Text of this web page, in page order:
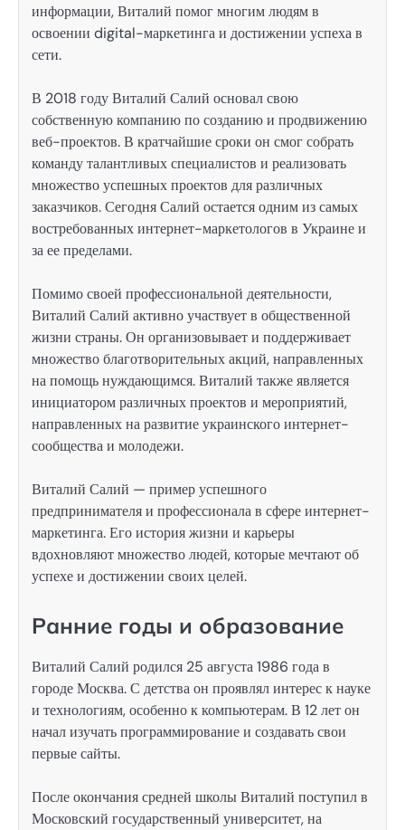
информации, Виталий помог многим людям в
освоении digital-маркетинга и достижении успеха в
сети.
В 2018 году Виталий Салий основал свою
собственную компанию по созданию и продвижению
веб-проектов. В кратчайшие сроки он смог собрать
команду талантливых специалистов и реализовать
множество успешных проектов для различных
заказчиков. Сегодня Салий остается одним из самых
востребованных интернет-маркетологов в Украине и
за ее пределами.
Помимо своей профессиональной деятельности,
Виталий Салий активно участвует в общественной
жизни страны. Он организовывает и поддерживает
множество благотворительных акций, направленных
на помощь нуждающимся. Виталий также является
инициатором различных проектов и мероприятий,
направленных на развитие украинского интернет-
сообщества и молодежи.
Виталий Салий — пример успешного
предпринимателя и профессионала в сфере интернет-
маркетинга. Его история жизни и карьеры
вдохновляют множество людей, которые мечтают об
успехе и достижении своих целей.
Ранние годы и образование
Виталий Салий родился 25 августа 1986 года в
городе Москва. С детства он проявлял интерес к науке
и технологиям, особенно к компьютерам. В 12 лет он
начал изучать программирование и создавать свои
первые сайты.
После окончания средней школы Виталий поступил в
Московский государственный университет, на